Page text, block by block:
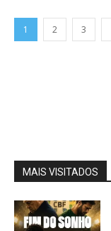
1 2 3
MAIS VISITADOS